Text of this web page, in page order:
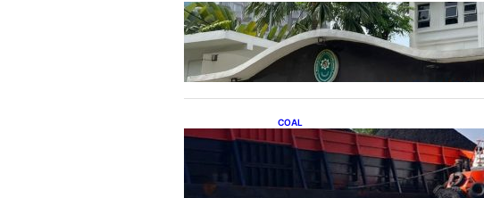
Koalisi Bersihkan Indonesia
Ajukan Banding atas Putusan
Gugatan RUPTL
COAL
Lelang Batubara Sitaan, Negara
Dapat Lebih dari Rp 20 Miliar